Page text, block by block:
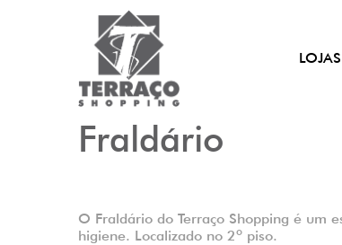
LOJAS
Fraldário
O Fraldário do Terraço Shopping é um
higiene. Localizado no 2º piso.